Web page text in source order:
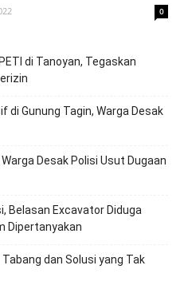
0
di Tanoyan, Tegaskan
di Gunung Tagin, Warga Desak
Desak Polisi Usut Dugaan
Belasan Excavator Diduga
Dipertanyakan
dan Solusi yang Tak